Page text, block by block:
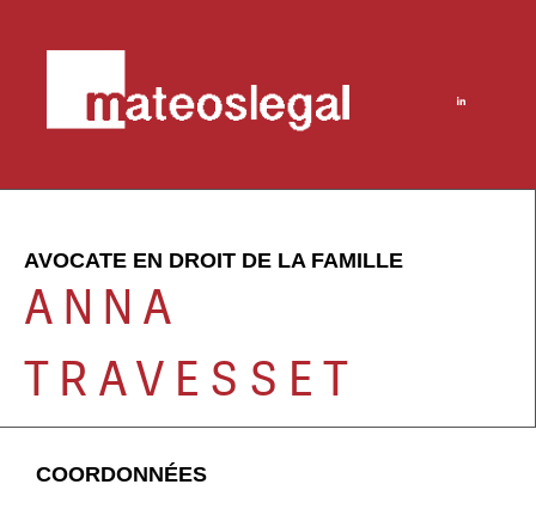
AVOCATE EN DROIT DE LA FAMILLE
ANNA
TRAVESSET
COORDONNÉES